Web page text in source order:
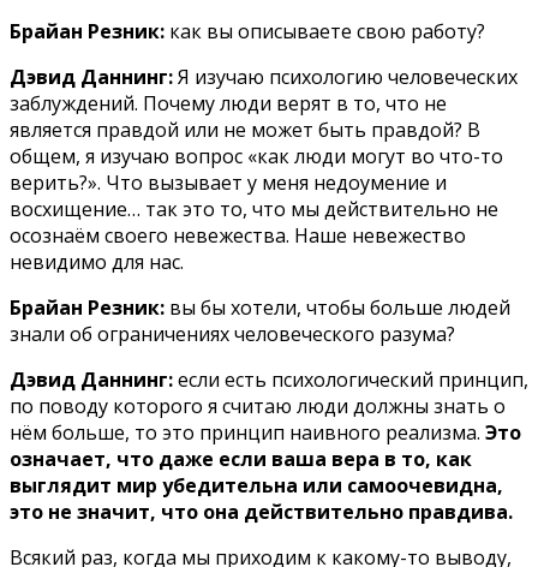
Брайан Резник: как вы описываете свою работу?
Дэвид Даннинг:Я изучаю психологию человеческих
заблуждений. Почему люди верят в то, что не
является правдой или не может быть правдой? В
общем, я изучаю вопрос «как люди могут во что-то
верить?». Что вызывает у меня недоумение и
восхищение… так это то, что мы действительно не
осознаём своего невежества. Наше невежество
невидимо для нас.
Брайан Резник: вы бы хотели, чтобы больше людей
знали об ограничениях человеческого разума?
Дэвид Даннинг:если есть психологический принцип,
по поводу которого я считаю люди должны знать о
нём больше, то это принцип наивного реализма. Это
означает, что даже если ваша вера в то, как
выглядит мир убедительна или самоочевидна,
это не значит, что она действительно правдива.
Всякий раз, когда мы приходим к какому-то выводу,